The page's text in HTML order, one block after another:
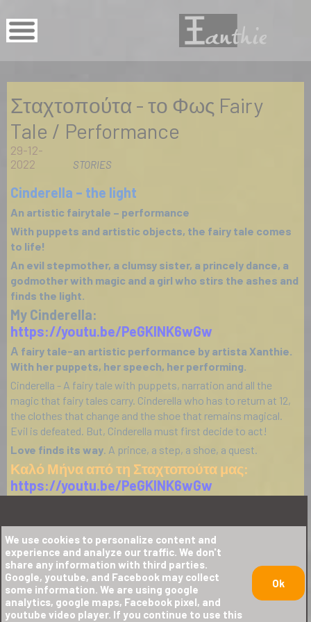
Σταχτοπούτα - το Φως Fairy
Tale / Performance
29-12-
2022
STORIES
Cinderella – the light
An artistic fairytale – performance
With puppets and artistic objects, the fairy tale comes
to life!
An evil stepmother, a clumsy sister, a princely dance, a
godmother with magic and a girl who stirs the ashes and
finds the light.
My Cinderella:
https://youtu.be/PeGKlNK6wGw
Α fairy tale-an artistic performance by artista Xanthie.
With her puppets, her speech, her performing.
Cinderella - A fairy tale with puppets, narration and all the
magic that fairy tales carry. Cinderella who has to return at 12,
the clothes that change and the shoe that remains magical.
Evil is defeated. But, Cinderella must first decide to act!
Love finds its way. A prince, a step, a shoe, a quest.
Καλό Μήνα από τη Σταχτοπούτα μας:
https://youtu.be/PeGKlNK6wGw
ΣΤΑΧΤΟΠΟΥΤΑ - το Φως
Με κούκλες και αντικείμενα, με την ξεχωριστή
επικοινωνία με το κοινό, η Ξανθή Ταβουλαρέα,
ζωντανεύει μπροστά στα μάτια μας, το, αγαπημένο σε
όλους, παραμύθι.
We use cookies to personalize content and
experience and analyze our traffic. We don't
share any information with third parties.
Google, youtube, and Facebook may collect
some information. We are using google
analytics, google maps, Facebook pixel, and
youtube video player. If you continue to use this
Ok